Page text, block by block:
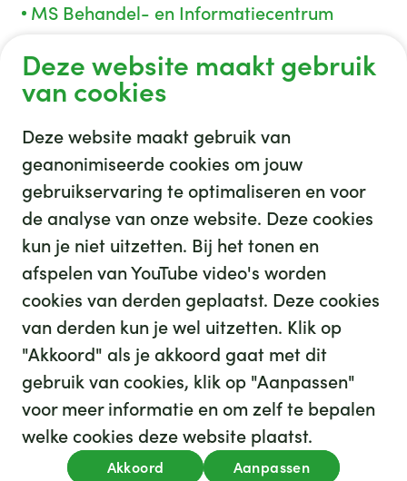
MS Behandel- en Informatiecentrum
TIA-poli
Deze website maakt gebruik
van cookies
Deze website maakt gebruik van
geanonimiseerde cookies om jouw
gebruikservaring te optimaliseren en voor
de analyse van onze website. Deze cookies
kun je niet uitzetten. Bij het tonen en
afspelen van YouTube video's worden
cookies van derden geplaatst. Deze cookies
van derden kun je wel uitzetten. Klik op
"Akkoord" als je akkoord gaat met dit
gebruik van cookies, klik op "Aanpassen"
voor meer informatie en om zelf te bepalen
welke cookies deze website plaatst.
Akkoord Aanpassen
GHZ
We hebben 35 leuke banen voor je
Kijk op werkenbijghz.nl
Privacy